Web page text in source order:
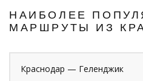
НАИБОЛЕЕ
МАРШРУТЫ ИЗ
Краснодар — Геленджик